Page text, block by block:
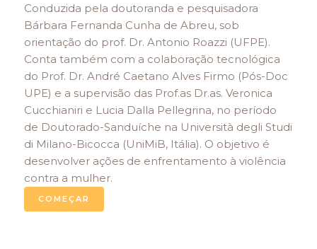
Conduzida pela doutoranda e pesquisadora
Bárbara Fernanda Cunha de Abreu, sob
orientação do prof. Dr. Antonio Roazzi (UFPE).
Conta também com a colaboração tecnológica
do Prof. Dr. André Caetano Alves Firmo (Pós-Doc
UPE) e a supervisão das Prof.as Dr.as. Veronica
Cucchianiri e Lucia Dalla Pellegrina, no período
de Doutorado-Sanduíche na Università degli Studi
di Milano-Bicocca (UniMiB, Itália). O objetivo é
desenvolver ações de enfrentamento à violência
contra a mulher.
COMEÇAR